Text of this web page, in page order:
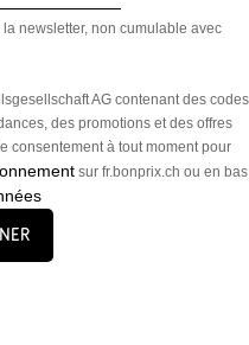
newsletter, non cumulable avec
AG contenant des codes
des promotions et des offres
consentement à tout moment pour
sur fr.bonprix.ch ou en bas